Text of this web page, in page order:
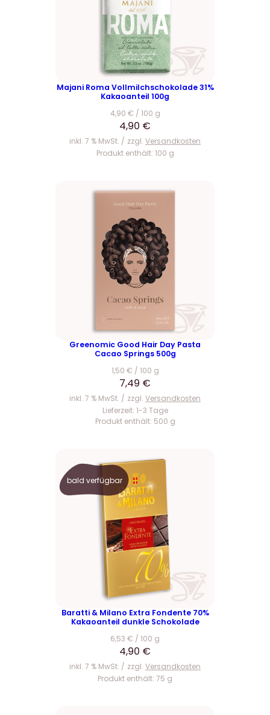
Majani Roma Vollmilchschokolade 31%
Kakaoanteil 100g
4,90 € / 100 g
4,90 €
inkl. 7 % MwSt. zzgl. Versandkosten
Produkt enthält: 100 g
Greenomic Good Hair Day Pasta
Cacao Springs 500g
1,50 € / 100 g
7,49 €
inkl. 7 % MwSt. zzgl. Versandkosten
Lieferzeit: 1-3 Tage
Produkt enthält: 500 g
bald verfügbar
Baratti & Milano Extra Fondente 70%
Kakaoanteil dunkle Schokolade
6,53 € / 100 g
4,90 €
inkl. 7 % MwSt. zzgl. Versandkosten
Produkt enthält: 75 g